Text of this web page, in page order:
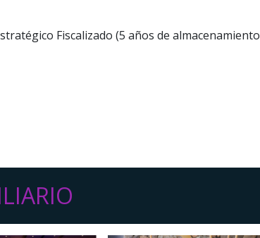
Fiscalizado (5 años de almacenamiento